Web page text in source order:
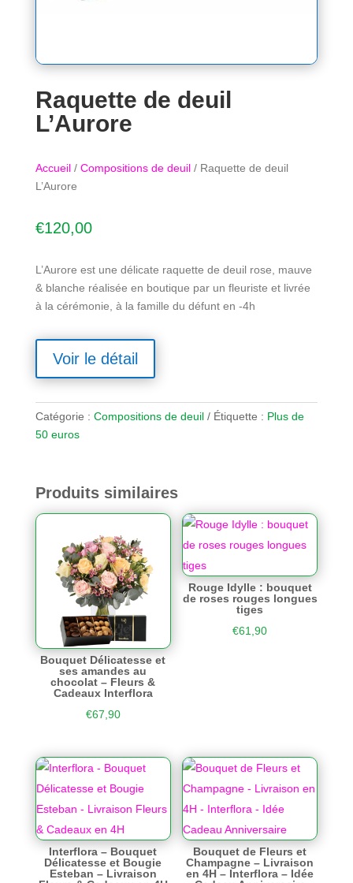
Raquette de deuil
L’Aurore
Accueil/ Compositions de deuil/ Raquette de deuil
L’Aurore
€120,00
L’Aurore est une délicate raquette de deuil rose, mauve
& blanche réalisée en boutique par un fleuriste et livrée
à la cérémonie, à la famille du défunt en -4h
Voir le détail
Catégorie : Compositions de deuil Étiquette : Plus de
50 euros
Produits similaires
Bouquet Délicatesse et
ses amandes au
chocolat – Fleurs &
Cadeaux Interflora
€67,90
Rouge Idylle : bouquet
de roses rouges longues
tiges
€61,90
Interflora – Bouquet
Délicatesse et Bougie
Esteban – Livraison
Bouquet de Fleurs et
Champagne – Livraison
en 4H – Interflora – Idée